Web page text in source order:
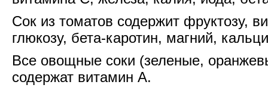
Сок из томатов содержит фруктозу,
глюкозу, бета-каротин, магний,
Все овощные соки (зеленые,
содержат витамин А.